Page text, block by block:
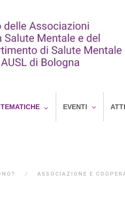
TEMATICHE EVENTI
ASSOCIAZIONE E